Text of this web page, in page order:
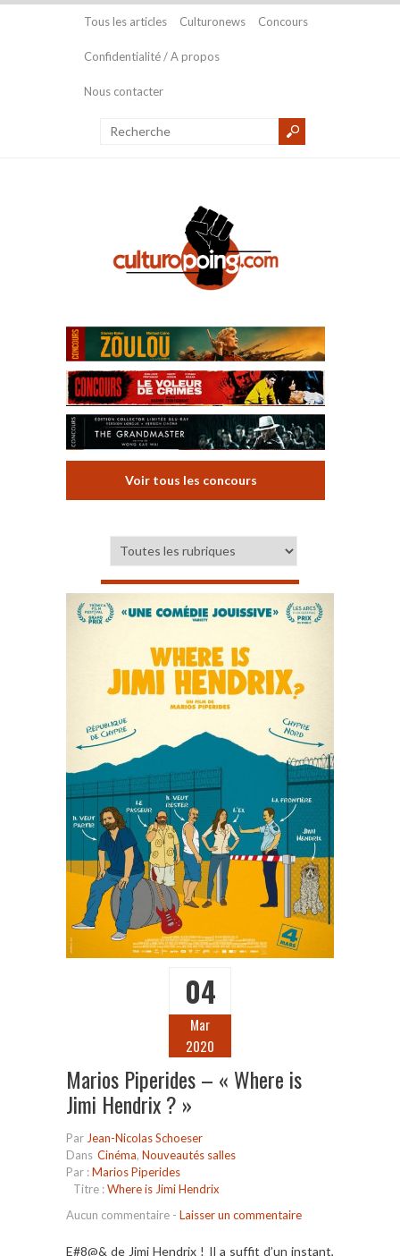
Tous les articles Culturonews Concours
Confidentialité / A propos
Nous contacter
Voir tous les concours
04
Mar
2020
Marios Piperides – « Where is
Jimi Hendrix ? »
Par Jean-Nicolas Schoeser
Dans Cinéma, Nouveautés salles
Par :Marios Piperides
Titre :Where is Jimi Hendrix
Aucun commentaire - Laisser un commentaire
E#8@& de Jimi Hendrix ! Il a suffit d’un instant,